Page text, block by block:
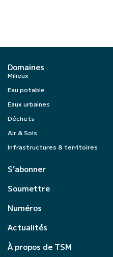
Domaines
Milieux
Eau potable
Eaux urbaines
Déchets
Air & Sols
Infrastructures & territoires
S’abonner
Soumettre
Numéros
Actualités
À propos de TSM